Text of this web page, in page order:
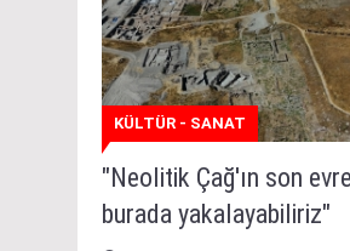
KÜLTÜR - SANAT
"Neolitik Çağ'ın son
burada yakalayabiliriz"